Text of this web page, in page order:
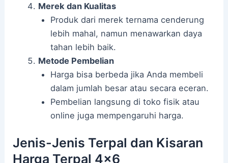
Merek dan Kualitas
Produk dari merek ternama cenderung
lebih mahal, namun menawarkan daya
tahan lebih baik.
Metode Pembelian
Harga bisa berbeda jika Anda membeli
dalam jumlah besar atau secara eceran.
Pembelian langsung di toko fisik atau
online juga mempengaruhi harga.
Jenis-Jenis Terpal dan Kisaran
Harga Terpal 4×6